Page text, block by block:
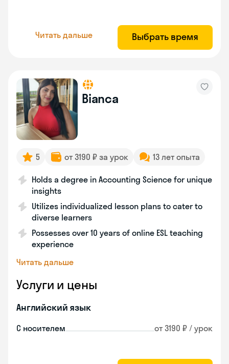
Читать дальше Выбрать время
Bianca
5 от 3190 ₽ за урок 13 лет опыта
Holds a degree in Accounting Science for unique
insights
Utilizes individualized lesson plans to cater to
diverse learners
Possesses over 10 years of online ESL teaching
experience
Читать дальше
Услуги и цены
Английский язык
С носителем от 3190 ₽ / урок